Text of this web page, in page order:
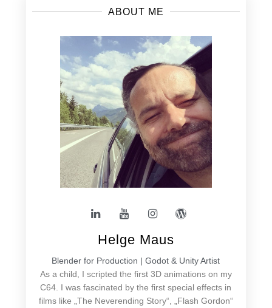
ABOUT ME
Helge Maus
Blender for Production | Godot & Unity Artist
As a child, I scripted the first 3D animations on my
C64. I was fascinated by the first special effects in
films like „The Neverending Story“, „Flash Gordon“